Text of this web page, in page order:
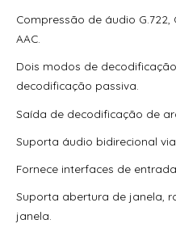
Switch Hikvision Gigabit
Switch Hikvision Gigabit
10/100/1000Mbps
Switch Hikvision Gigabit
Portas 10/100/1000Mbps
Switch Hikvision Gigabit
Portas Poe 10/100/
Compressão de áudio G.722,
AAC.
Dois modos de
decodificação passiva.
Saída de decodificação de
Suporta áudio bidirecional
Fornece interfaces de entrada
Suporta abertura de janela,
janela.